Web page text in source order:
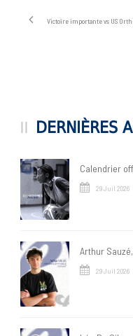
Victoire importante vs US
DERNIÈRES
Calendrier
29 Juil 2026
Arthur
29 Juil 2026